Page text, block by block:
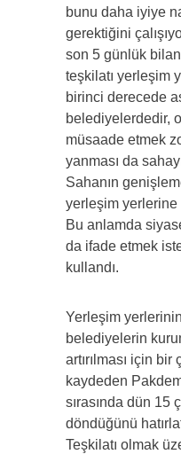
bunu daha iyiye
gerektiğini
son 5 günlük
teşkilatı yerleşim
birinci derecede
belediyelerdedir,
müsaade etmek
yanması da
Sahanın
yerleşim yerlerine
Bu anlamda
da ifade etmek
kullandı.
Yerleşim
belediyelerin
artırılması için
kaydeden
sırasında dün 15
döndüğünü
Teşkilatı olmak